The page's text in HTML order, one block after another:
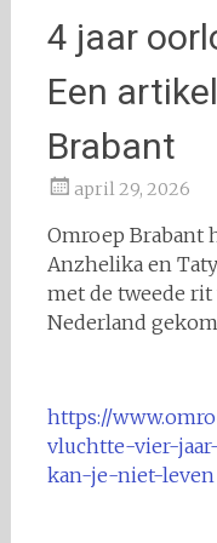
4 jaar
Een
Brabant
april 29, 2026
Omroep Brabant
Anzhelika en
met de tweede rit
Nederland
https://
vluchtte-vier-
kan-je-niet-leven